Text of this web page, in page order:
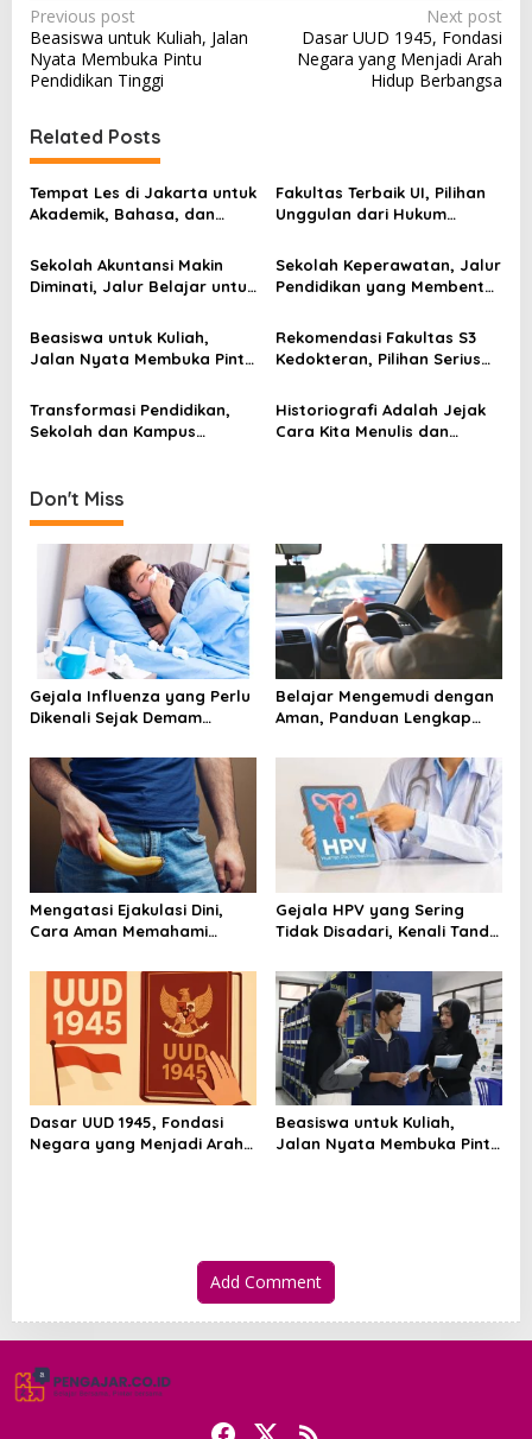
P
o
s
t
n
a
v
i
g
t
o
Previous post
Beasiswa untuk Kuliah, Jalan
Nyata Membuka Pintu
Pendidikan Tinggi
Next post
Dasar UUD 1945, Fondasi
Negara yang Menjadi Arah
Hidup Berbangsa
Related Posts
Tempat Les di Jakarta untuk
Akademik, Bahasa, dan
Fakultas Terbaik UI, Pilihan
Unggulan dari Hukum
Sekolah Akuntansi Makin
Diminati, Jalur Belajar untuk
Profesional
Sekolah Keperawatan, Jalur
Pendidikan yang Membentuk
Dekat dengan Pasien
Beasiswa untuk Kuliah,
Jalan Nyata Membuka Pintu
Rekomendasi Fakultas S3
Kedokteran, Pilihan Serius
Riset
Transformasi Pendidikan,
Sekolah dan Kampus
Historiografi Adalah Jejak
Cara Kita Menulis dan
Don't Miss
Gejala Influenza yang Perlu
Dikenali Sejak Demam
Belajar Mengemudi dengan
Aman, Panduan Lengkap
Jalan
Mengatasi Ejakulasi Dini,
Cara Aman Memahami
Penanganannya
Gejala HPV yang Sering
Tidak Disadari, Kenali Tanda
Dasar UUD 1945, Fondasi
Negara yang Menjadi Arah
Beasiswa untuk Kuliah,
Jalan Nyata Membuka Pintu
Add Comment